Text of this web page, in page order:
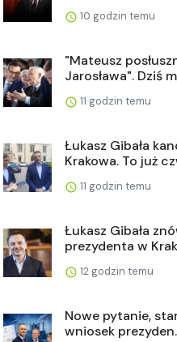
10 godzin temu
"Mateusz
Jarosława". Dziś
11 godzin temu
Łukasz Gibała
Krakowa. To już
11 godzin temu
Łukasz Gibała
prezydenta w
12 godzin temu
Nowe pytanie,
wniosek